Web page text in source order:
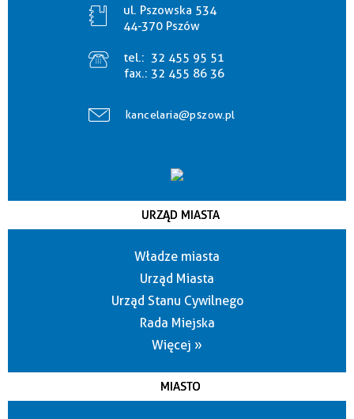
ul. Pszowska 534
44-370 Pszów
tel.: 32 455 95 51
fax.: 32 455 86 36
kancelaria@pszow.pl
URZĄD MIASTA
Władze miasta
Urząd Miasta
Urząd Stanu Cywilnego
Rada Miejska
Więcej »
MIASTO